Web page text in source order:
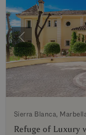
Poprzedni
Sierra Blanca,
Refuge of Luxury